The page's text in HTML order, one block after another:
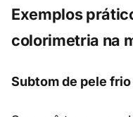
Exemplos
colorimetria na
Subtom de pele frio